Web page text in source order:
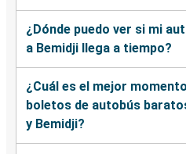
¿Dónde puedo ver si mi
a Bemidji llega a tiempo?
¿Cuál es el mejor
boletos de autobús
y Bemidji?